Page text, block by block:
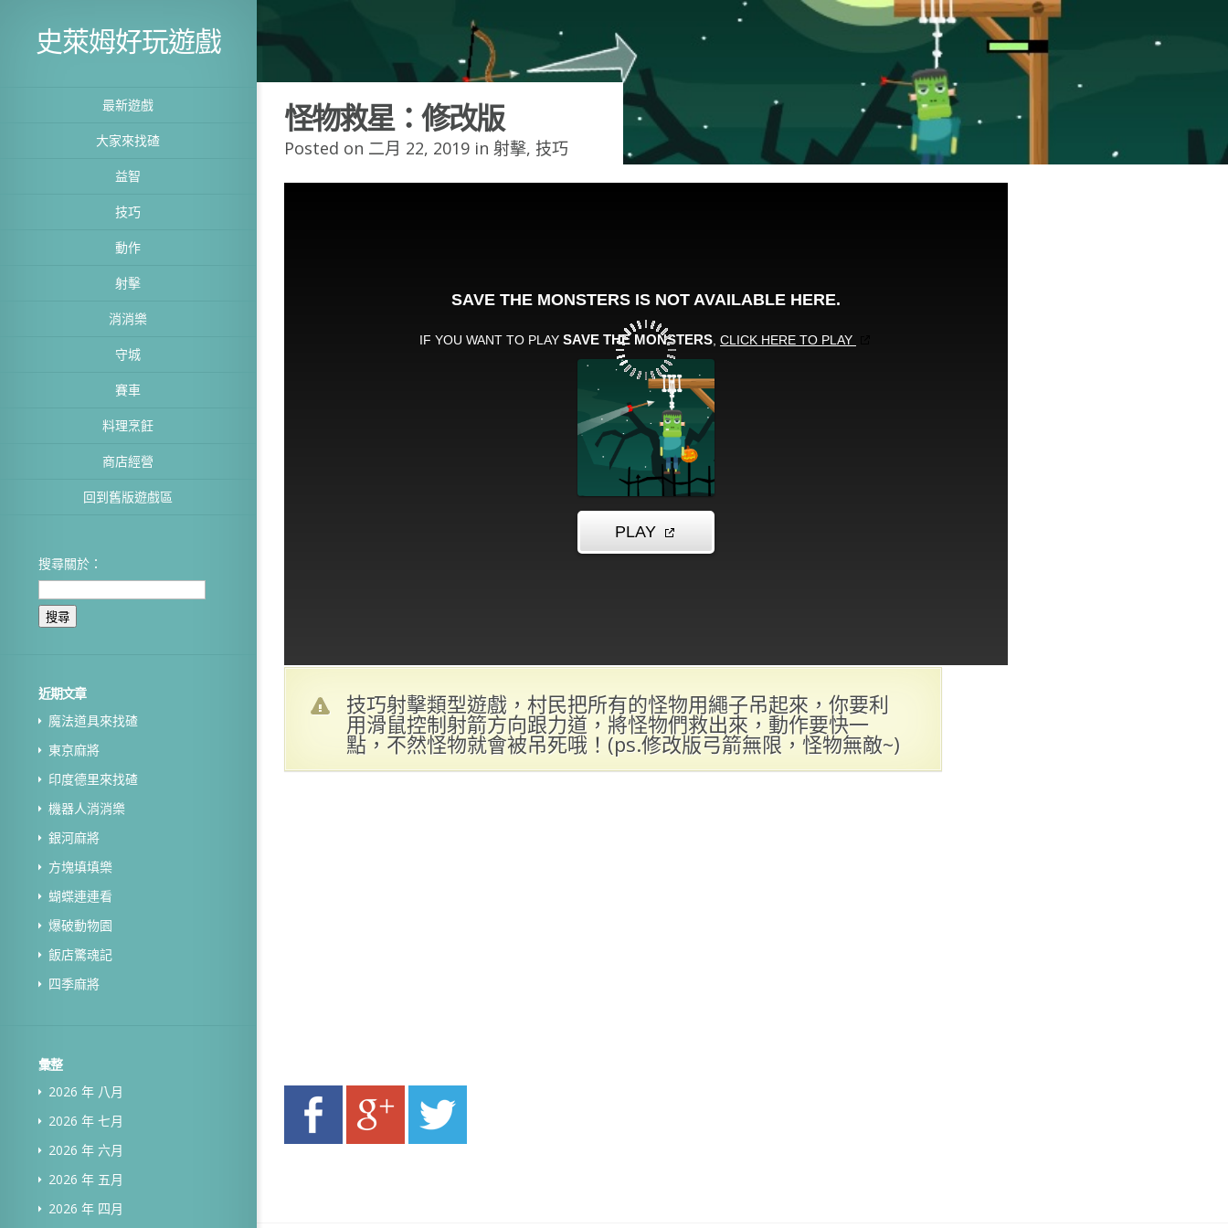
史萊姆好玩遊戲
最新遊戲
大家來找碴
益智
技巧
動作
射擊
消消樂
守城
賽車
料理烹飪
商店經營
回到舊版遊戲區
搜尋關於：
近期文章
魔法道具來找碴
東京麻將
印度德里來找碴
機器人消消樂
銀河麻將
方塊填填樂
蝴蝶連連看
爆破動物園
飯店驚魂記
四季麻將
彙整
2026 年 八月
2026 年 七月
2026 年 六月
2026 年 五月
2026 年 四月
怪物救星：修改版
Posted on 二月 22, 2019 in 射擊, 技巧
技巧射擊類型遊戲，村民把所有的怪物用繩子吊起來，你要利
用滑鼠控制射箭方向跟力道，將怪物們救出來，動作要快一
點，不然怪物就會被吊死哦！(ps.修改版弓箭無限，怪物無敵~)